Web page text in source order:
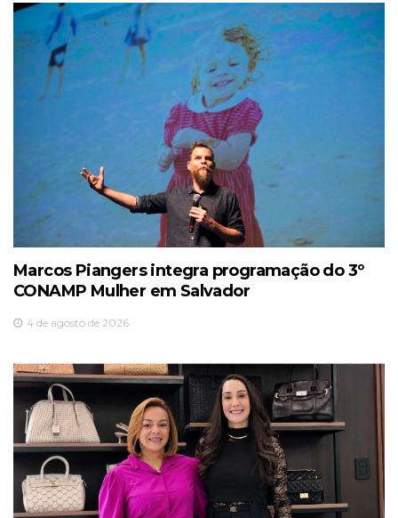
Marcos Piangers integra programação do 3º
CONAMP Mulher em Salvador
4 de agosto de 2026